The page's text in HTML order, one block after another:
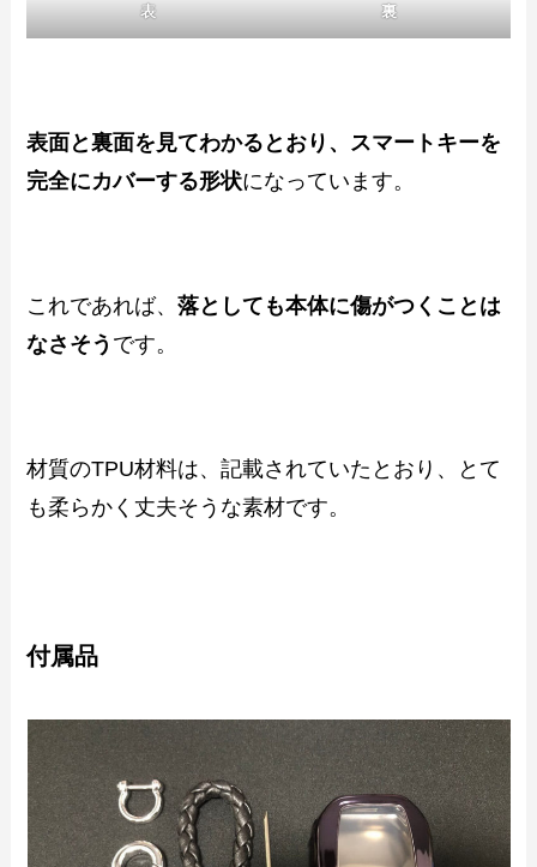
表 裏
表面と裏面を見てわかるとおり、スマートキーを
完全にカバーする形状になっています。
これであれば、落としても本体に傷がつくことは
なさそう です。
材質のTPU材料は、記載されていたとおり、とて
も柔らかく丈夫そうな素材です。
付属品